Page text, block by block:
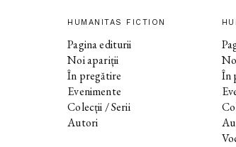
HUMANITAS FICTION
Pagina editurii
Noi apariții
În pregătire
Evenimente
Colecții / Serii
Autori
În